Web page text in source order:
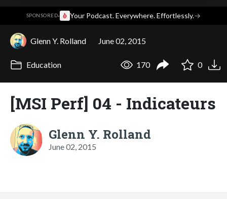
SPONSORED· Your Podcast. Everywhere. Effortlessly.→
Glenn Y. Rolland June 02, 2015
Education 170 0
[MSI Perf] 04 - Indicateurs
Glenn Y. Rolland
June 02, 2015